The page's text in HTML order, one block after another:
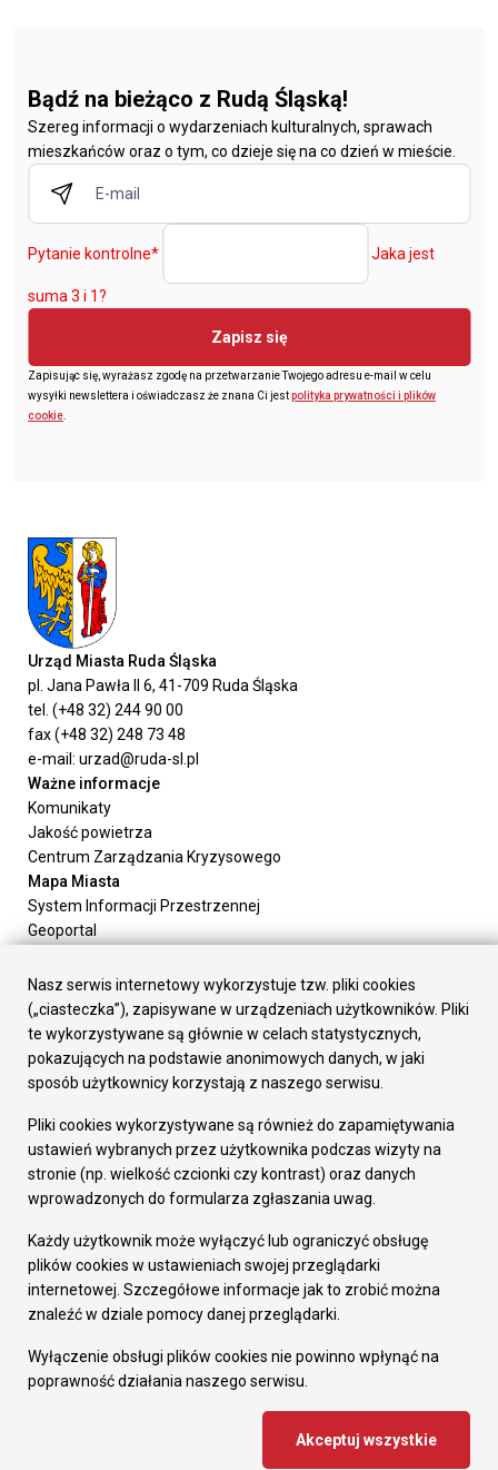
Bądź na bieżąco z Rudą Śląską!
Szereg informacji o wydarzeniach kulturalnych, sprawach
mieszkańców oraz o tym, co dzieje się na co dzień w mieście.
Pytanie kontrolne* Jaka jest
suma 3 i 1?
Zapisz się
Zapisując się, wyrażasz zgodę na przetwarzanie Twojego adresu e-mail w celu
wysyłki newslettera i oświadczasz że znana Ci jestpolityka prywatności i plików
cookie
Urząd Miasta Ruda Śląska
pl. Jana Pawła II 6, 41-709 Ruda Śląska
tel. (+48 32) 244 90 00
fax (+48 32) 248 73 48
e-mail: urzad@ruda-sl.pl
Ważne informacje
Komunikaty
Jakość powietrza
Centrum Zarządzania Kryzysowego
Mapa Miasta
System Informacji Przestrzennej
Geoportal
Załatw sprawę
Prezydent Miasta
Rada Miasta
Wydziały
Elektroniczna Skrzynka Podawcza
Gospodarka
Fundusze europejskie
Środki krajowe
Oferty inwestycyjne
Pozostałe
Deklaracja dostępności
Dane osobowe
Dodaj opinię o witrynie
Nasz serwis internetowy wykorzystuje tzw. pliki cookies
(„ciasteczka”), zapisywane w urządzeniach użytkowników. Pliki
te wykorzystywane są głównie w celach statystycznych,
pokazujących na podstawie anonimowych danych, w jaki
sposób użytkownicy korzystają z naszego serwisu.
Pliki cookies wykorzystywane są również do zapamiętywania
ustawień wybranych przez użytkownika podczas wizyty na
stronie (np. wielkość czcionki czy kontrast) oraz danych
wprowadzonych do formularza zgłaszania uwag.
Każdy użytkownik może wyłączyć lub ograniczyć obsługę
plików cookies w ustawieniach swojej przeglądarki
internetowej. Szczegółowe informacje jak to zrobić można
znaleźć w dziale pomocy danej przeglądarki.
Wyłączenie obsługi plików cookies nie powinno wpłynąć na
poprawność działania naszego serwisu.
Akceptuj wszystkie